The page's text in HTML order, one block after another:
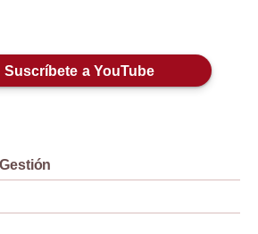
Suscríbete a YouTube